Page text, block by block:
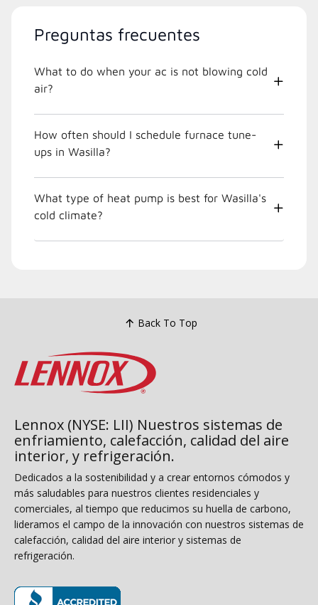
Preguntas frecuentes
What to do when your ac is not blowing cold
air?
How often should I schedule furnace tune-
ups in Wasilla?
What type of heat pump is best for Wasilla's
cold climate?
Back To Top
Lennox (NYSE: LII) Nuestros sistemas de
enfriamiento, calefacción, calidad del aire
interior, y refrigeración.
Dedicados a la sostenibilidad y a crear entornos cómodos y
más saludables para nuestros clientes residenciales y
comerciales, al tiempo que reducimos su huella de carbono,
lideramos el campo de la innovación con nuestros sistemas de
calefacción, calidad del aire interior y sistemas de
refrigeración.